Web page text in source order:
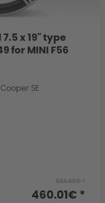
x 19" type
for MINI F56
SE
460.01€ *